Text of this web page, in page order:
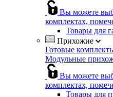
Вы можете
комплектах,
Товары для
Прихожие
Готовые
Модульные
Вы можете
комплектах,
Товары для